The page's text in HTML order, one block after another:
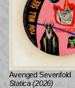
Avenged Sevenfold
Statica (2026)